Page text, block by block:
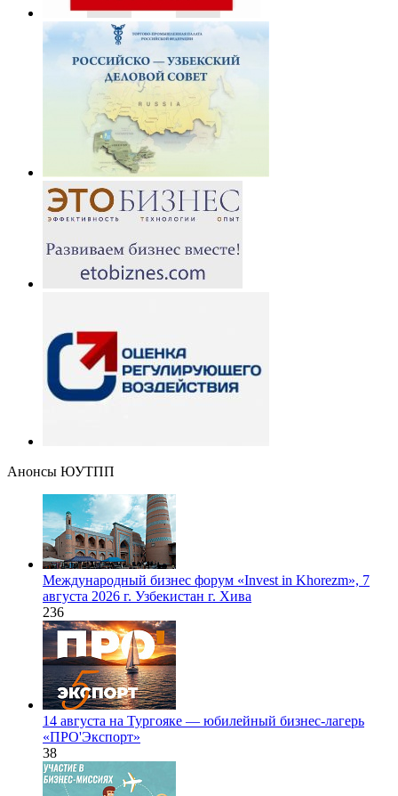
Анонсы ЮУТПП
Международный бизнес форум «Invest in Khorezm», 7
августа 2026 г. Узбекистан г. Хива
236
14 августа на Тургояке — юбилейный бизнес-лагерь
«ПРO'Экспорт»
38